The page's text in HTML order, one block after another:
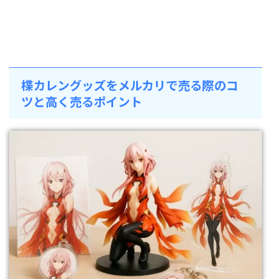
楪カレングッズをメルカリで売る際のコ
ツと高く売るポイント